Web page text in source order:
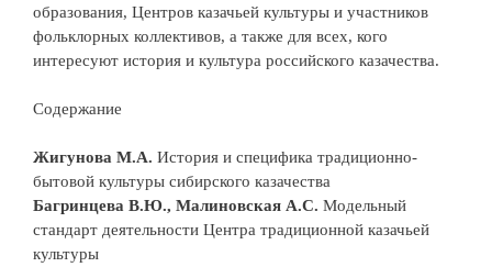
образования, Центров казачьей культуры и участников
фольклорных коллективов, а также для всех, кого
интересуют история и культура российского казачества.
Содержание
Жигунова М.А. История и специфика традиционно-
бытовой культуры сибирского казачества
Багринцева В.Ю., Малиновская А.С. Модельный
стандарт деятельности Центра традиционной казачьей
культуры